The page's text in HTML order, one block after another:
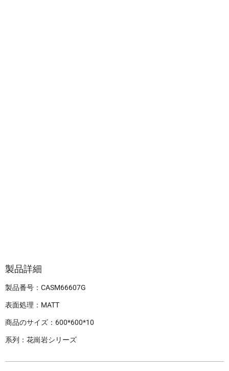
製品詳細
製品番号：CASM66607G
表面処理：MATT
商品のサイズ：600*600*10
系列：花崗岩シリーズ